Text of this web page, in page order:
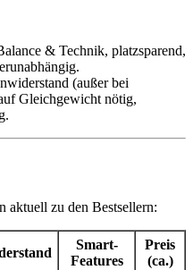
& Technik, platzsparend,
(außer bei
Gleichgewicht nötig,
aktuell zu den Bestsellern:
Smart-
Features
Preis
(ca.)